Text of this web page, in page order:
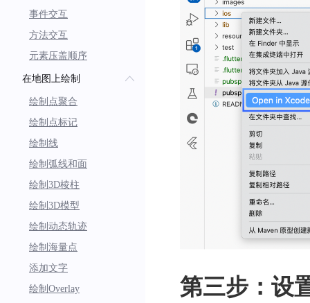
事件交互
方法交互
元素压盖顺序
在地图上绘制
绘制点聚合
绘制点标记
绘制线
绘制弧线和面
绘制3D棱柱
绘制3D模型
绘制动态轨迹
绘制海量点
添加文字
绘制Overlay
第三步：设